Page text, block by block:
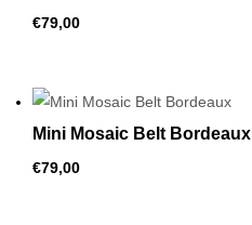
€79,00
Mini Mosaic Belt Bordeaux
€79,00